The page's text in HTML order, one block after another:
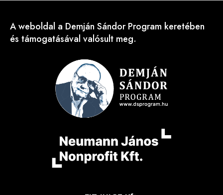
A weboldal a Demján Sándor Program keretében
és támogatásával valósult meg.